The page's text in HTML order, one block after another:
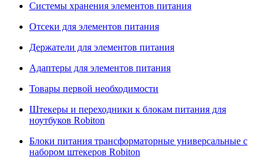
Системы хранения элементов питания
Отсеки для элементов питания
Держатели для элементов питания
Адаптеры для элементов питания
Товары первой необходимости
Штекеры и переходники к блокам питания для
ноутбуков Robiton
Блоки питания трансформаторные универсальные с
набором штекеров Robiton